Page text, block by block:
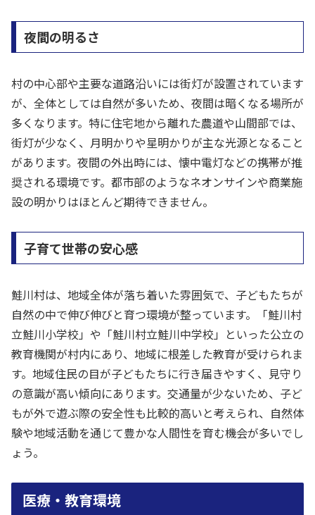
夜間の明るさ
村の中心部や主要な道路沿いには街灯が設置されています
が、全体としては自然が多いため、夜間は暗くなる場所が
多くなります。特に住宅地から離れた農道や山間部では、
街灯が少なく、月明かりや星明かりが主な光源となること
があります。夜間の外出時には、懐中電灯などの携帯が推
奨される環境です。都市部のようなネオンサインや商業施
設の明かりはほとんど期待できません。
子育て世帯の安心感
鮭川村は、地域全体が落ち着いた雰囲気で、子どもたちが
自然の中で伸び伸びと育つ環境が整っています。「鮭川村
立鮭川小学校」や「鮭川村立鮭川中学校」といった公立の
教育機関が村内にあり、地域に根差した教育が受けられま
す。地域住民の目が子どもたちに行き届きやすく、見守り
の意識が高い傾向にあります。交通量が少ないため、子ど
もが外で遊ぶ際の安全性も比較的高いと考えられ、自然体
験や地域活動を通じて豊かな人間性を育む機会が多いでし
ょう。
医療・教育環境